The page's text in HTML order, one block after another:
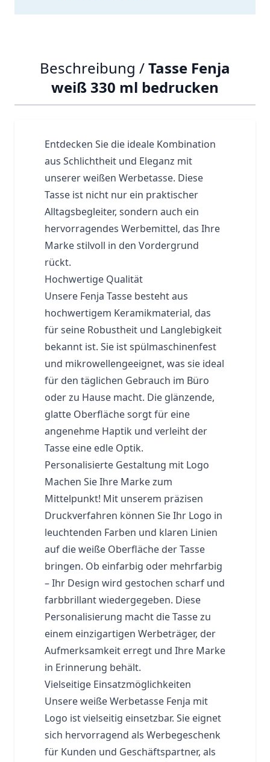
Beschreibung /Tasse Fenja
weiß 330 ml bedrucken
Entdecken Sie die ideale Kombination
aus Schlichtheit und Eleganz mit
unserer weißen Werbetasse. Diese
Tasse ist nicht nur ein praktischer
Alltagsbegleiter, sondern auch ein
hervorragendes Werbemittel, das Ihre
Marke stilvoll in den Vordergrund
rückt.
Hochwertige Qualität
Unsere Fenja Tasse besteht aus
hochwertigem Keramikmaterial, das
für seine Robustheit und Langlebigkeit
bekannt ist. Sie ist spülmaschinenfest
und mikrowellengeeignet, was sie ideal
für den täglichen Gebrauch im Büro
oder zu Hause macht. Die glänzende,
glatte Oberfläche sorgt für eine
angenehme Haptik und verleiht der
Tasse eine edle Optik.
Personalisierte Gestaltung mit Logo
Machen Sie Ihre Marke zum
Mittelpunkt! Mit unserem präzisen
Druckverfahren können Sie Ihr Logo in
leuchtenden Farben und klaren Linien
auf die weiße Oberfläche der Tasse
bringen. Ob einfarbig oder mehrfarbig
– Ihr Design wird gestochen scharf und
farbbrillant wiedergegeben. Diese
Personalisierung macht die Tasse zu
einem einzigartigen Werbeträger, der
Aufmerksamkeit erregt und Ihre Marke
in Erinnerung behält.
Vielseitige Einsatzmöglichkeiten
Unsere weiße Werbetasse Fenja mit
Logo ist vielseitig einsetzbar. Sie eignet
sich hervorragend als Werbegeschenk
für Kunden und Geschäftspartner, als